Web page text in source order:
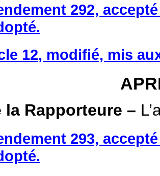
292,
12, modifié, mis
la Rapporteure –
293,